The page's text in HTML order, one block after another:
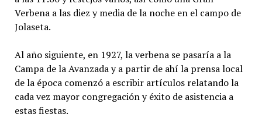
Verbena a las diez y media de la noche en el campo de
Jolaseta.
Al año siguiente, en 1927, la verbena se pasaría a la
Campa de la Avanzada y a partir de ahí la prensa local
de la época comenzó a escribir artículos relatando la
cada vez mayor congregación y éxito de asistencia a
estas fiestas.